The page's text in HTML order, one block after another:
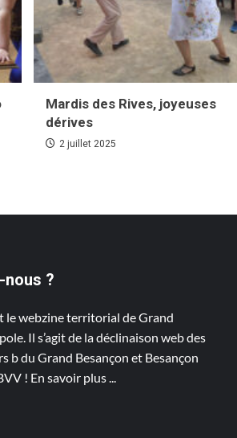
Mardis des Rives, joyeuses
dérives
2 juillet 2025
nous ?
le webzine territorial de Grand
Il s’agit de la déclinaison web des
b du Grand Besançon et Besançon
! En savoir plus...